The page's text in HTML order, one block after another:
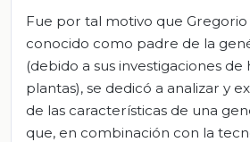
Fue por tal motivo que
conocido como padre de la
(debido a sus investigaciones de
plantas), se dedicó a analizar y
de las características de una
que, en combinación con la